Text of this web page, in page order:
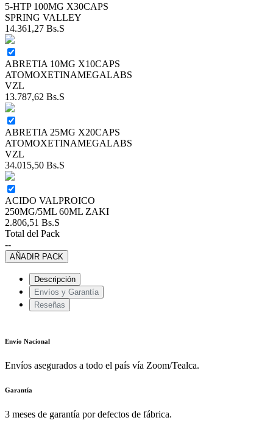
5-HTP 100MG X30CAPS
SPRING VALLEY
14.361,27 Bs.S
ABRETIA 10MG X10CAPS
ATOMOXETINAMEGALABS
VZL
13.787,62 Bs.S
ABRETIA 25MG X20CAPS
ATOMOXETINAMEGALABS
VZL
34.015,50 Bs.S
ACIDO VALPROICO
250MG/5ML 60ML ZAKI
2.806,51 Bs.S
Total del Pack
--
AÑADIR PACK
Descripción
Envíos y Garantía
Reseñas
Envío Nacional
Envíos asegurados a todo el país vía Zoom/Tealca.
Garantía
3 meses de garantía por defectos de fábrica.